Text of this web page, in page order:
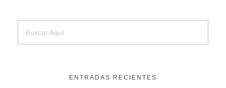
ENTRADAS RECIENTES